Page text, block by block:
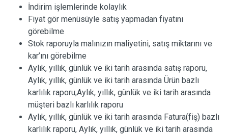
İndirim işlemlerinde kolaylık
Fiyat gör menüsüyle satış yapmadan fiyatını
görebilme
Stok raporuyla malınızın maliyetini, satış miktarını ve
kar’ını görebilme
Aylık, yıllık, günlük ve iki tarih arasında satış raporu,
Aylık, yıllık, günlük ve iki tarih arasında Ürün bazlı
karlılık raporu,Aylık, yıllık, günlük ve iki tarih arasında
müşteri bazlı karlılık raporu
Aylık, yıllık, günlük ve iki tarih arasında Fatura(fiş) bazlı
karlılık raporu, Aylık, yıllık, günlük ve iki tarih arasında